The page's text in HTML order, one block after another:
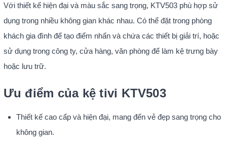
Với thiết kế hiện đại và màu sắc sang trọng, KTV503 phù hợp sử
dụng trong nhiều không gian khác nhau. Có thể đặt trong phòng
khách gia đình để tạo điểm nhấn và chứa các thiết bị giải trí, hoặc
sử dụng trong công ty, cửa hàng, văn phòng để làm kệ trưng bày
hoặc lưu trữ.
Ưu điểm của kệ tivi KTV503
Thiết kế cao cấp và hiện đại, mang đến vẻ đẹp sang trọng cho
không gian.